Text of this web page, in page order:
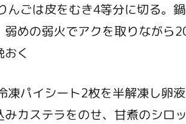
んごは皮をむき4等分に切る。
弱めの弱火でアクを取りながら
く
凍パイシート2枚を半解凍し卵
みカステラをのせ、甘煮のシロ